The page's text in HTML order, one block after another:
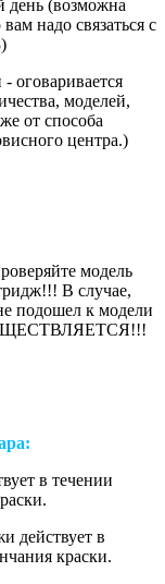
день (возможна
надо связаться с
оговаривается
моделей,
от способа
центра.)
модель
В случае,
подошел к модели
в течении
действует в
краски.